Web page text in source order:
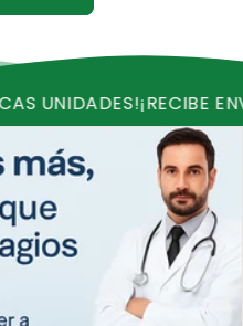
¡RECIBE ENVIO